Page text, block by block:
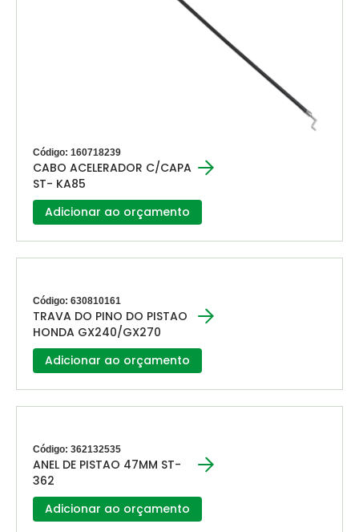
Código: 160718239
CABO ACELERADOR C/CAPA
ST- KA85
Adicionar ao orçamento
Código: 630810161
TRAVA DO PINO DO PISTAO
HONDA GX240/GX270
Adicionar ao orçamento
Código: 362132535
ANEL DE PISTAO 47MM ST-
362
Adicionar ao orçamento